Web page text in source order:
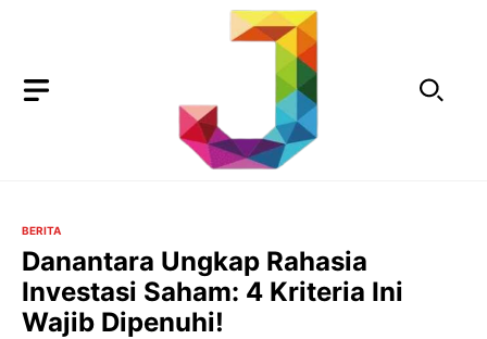
BERITA
Danantara Ungkap Rahasia
Investasi Saham: 4 Kriteria Ini
Wajib Dipenuhi!